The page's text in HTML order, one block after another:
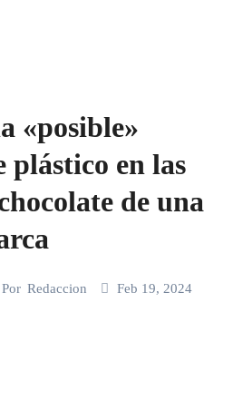
«posible»
plástico en las
de una
Por Redaccion Feb 19, 2024